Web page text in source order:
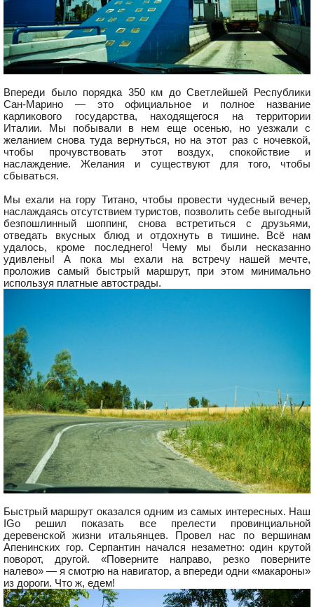
Впереди было порядка 350 км до Светлейшей Республики
Сан-Марино — это официальное и полное название
карликового государства, находящегося на территории
Италии. Мы побывали в нем еще осенью, но уезжали с
желанием снова туда вернуться, но на этот раз с ночевкой,
чтобы прочувствовать этот воздух, спокойствие и
наслаждение. Желания и существуют для того, чтобы
сбываться.
Мы ехали на гору Титано, чтобы провести чудесный вечер,
наслаждаясь отсутствием туристов, позволить себе выгодный
безпошлинный шоппинг, снова встретиться с друзьями,
отведать вкусных блюд и отдохнуть в тишине. Всё нам
удалось, кроме последнего! Чему мы были несказанно
удивлены! А пока мы ехали на встречу нашей мечте,
проложив самый быстрый маршрут, при этом минимально
используя платные автострады.
Быстрый маршрут оказался одним из самых интересных. Наш
IGo решил показать все прелести провинциальной
деревенской жизни итальянцев. Провел нас по вершинам
Апенинских гор. Серпантин начался незаметно: один крутой
поворот, другой. «Поверните направо, резко поверните
налево» — я смотрю на навигатор, а впереди одни «макароны»
из дороги. Что ж, едем!